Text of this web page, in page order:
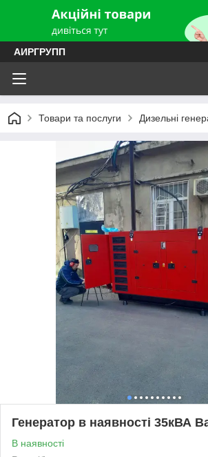
АИРГРУПП
Товари та послуги Дизельні
Генератор в наявності 35кВА
В наявності